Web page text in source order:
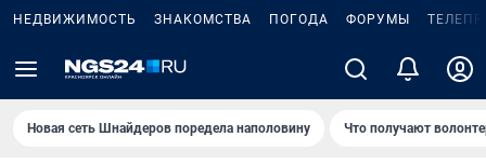
НЕДВИЖИМОСТЬ ЗНАКОМСТВА ПОГОДА ФОРУМЫ
Новая сеть Шнайдеров поредела наполовину Что получают